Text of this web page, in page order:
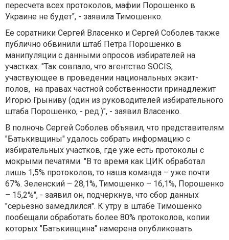
пересчета всех протоколов, мафии Порошенко в
Украине не будет", - заявила Тимошенко.
Ее соратники Сергей Власенко и Сергей Соболев также
публично обвинили штаб Петра Порошенко в
манипуляции с данными опросов избирателей на
участках. "Так совпало, что агентство SOCIS,
участвующее в проведении национальных экзит-
полов, на правах частной собственности принадлежит
Игорю Грыниву (один из руководителей избирательного
штаба Порошенко, - ред.)", - заявил Власенко.
В полночь Сергей Соболев объявил, что представителям
"Батькивщины" удалось собрать информацию с
избирательных участков, где уже есть протоколы с
мокрыми печатями. "В то время как ЦИК обработал
лишь 1,5% протоколов, то наша команда – уже почти
67%. Зеленский – 28,1%, Тимошенко – 16,1%, Порошенко
– 15,2%", - заявил он, подчеркнув, что сбор данных
"серьезно замедлился". К утру в штабе Тимошенко
пообещали обработать более 80% протоколов, копии
которых "Батькивщина" намерена опубликовать.